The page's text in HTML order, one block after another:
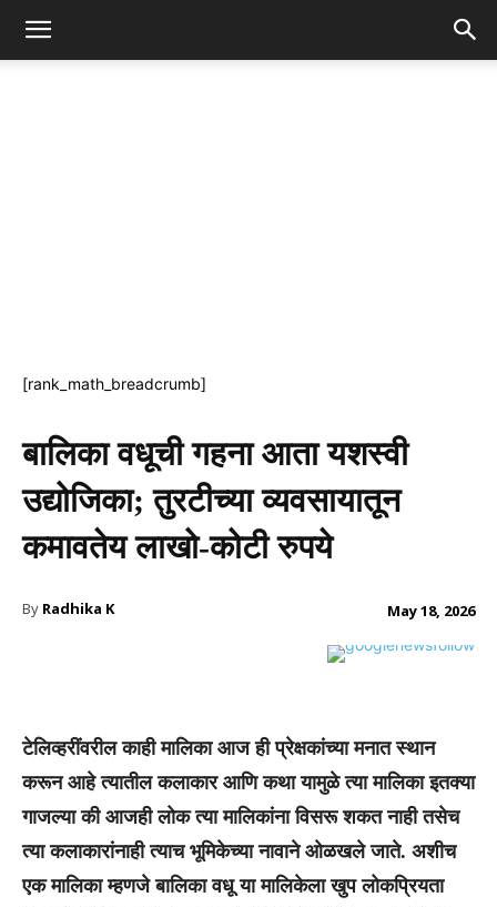
[rank_math_breadcrumb]
बालिका वधूची गहना आता यशस्वी
उद्योजिका; तुरटीच्या व्यवसायातून
कमावतेय लाखो-कोटी रुपये
By Radhika K May 18, 2026
टेलिव्हरींवरील काही मालिका आज ही प्रेक्षकांच्या मनात स्थान
करून आहे त्यातील कलाकार आणि कथा यामुळे त्या मालिका इतक्या
गाजल्या की आजही लोक त्या मालिकांना विसरू शकत नाही तसेच
त्या कलाकारांनाही त्याच भूमिकेच्या नावाने ओळखले जाते. अशीच
एक मालिका म्हणजे बालिका वधू या मालिकेला खुप लोकप्रियता